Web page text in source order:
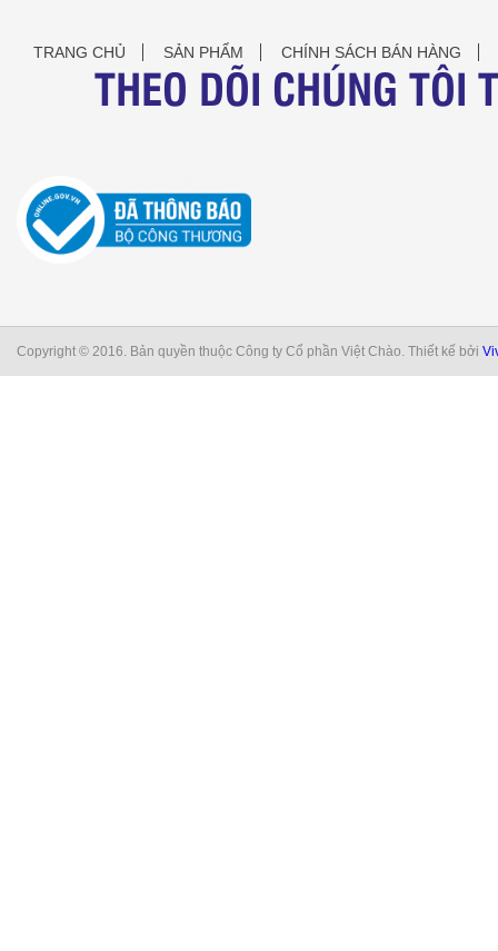
TRANG CHỦ SẢN PHẨM CHÍNH SÁCH BÁN HÀNG
THEO DÕI CHÚNG TÔI
Copyright © 2016. Bản quyền thuộc Công ty Cổ phần Việt Chào. Thiết kế bởi